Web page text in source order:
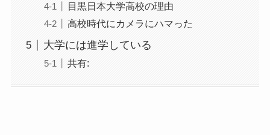
目黒日本大学高校の理由
高校時代にカメラにハマった
大学には進学している
共有: